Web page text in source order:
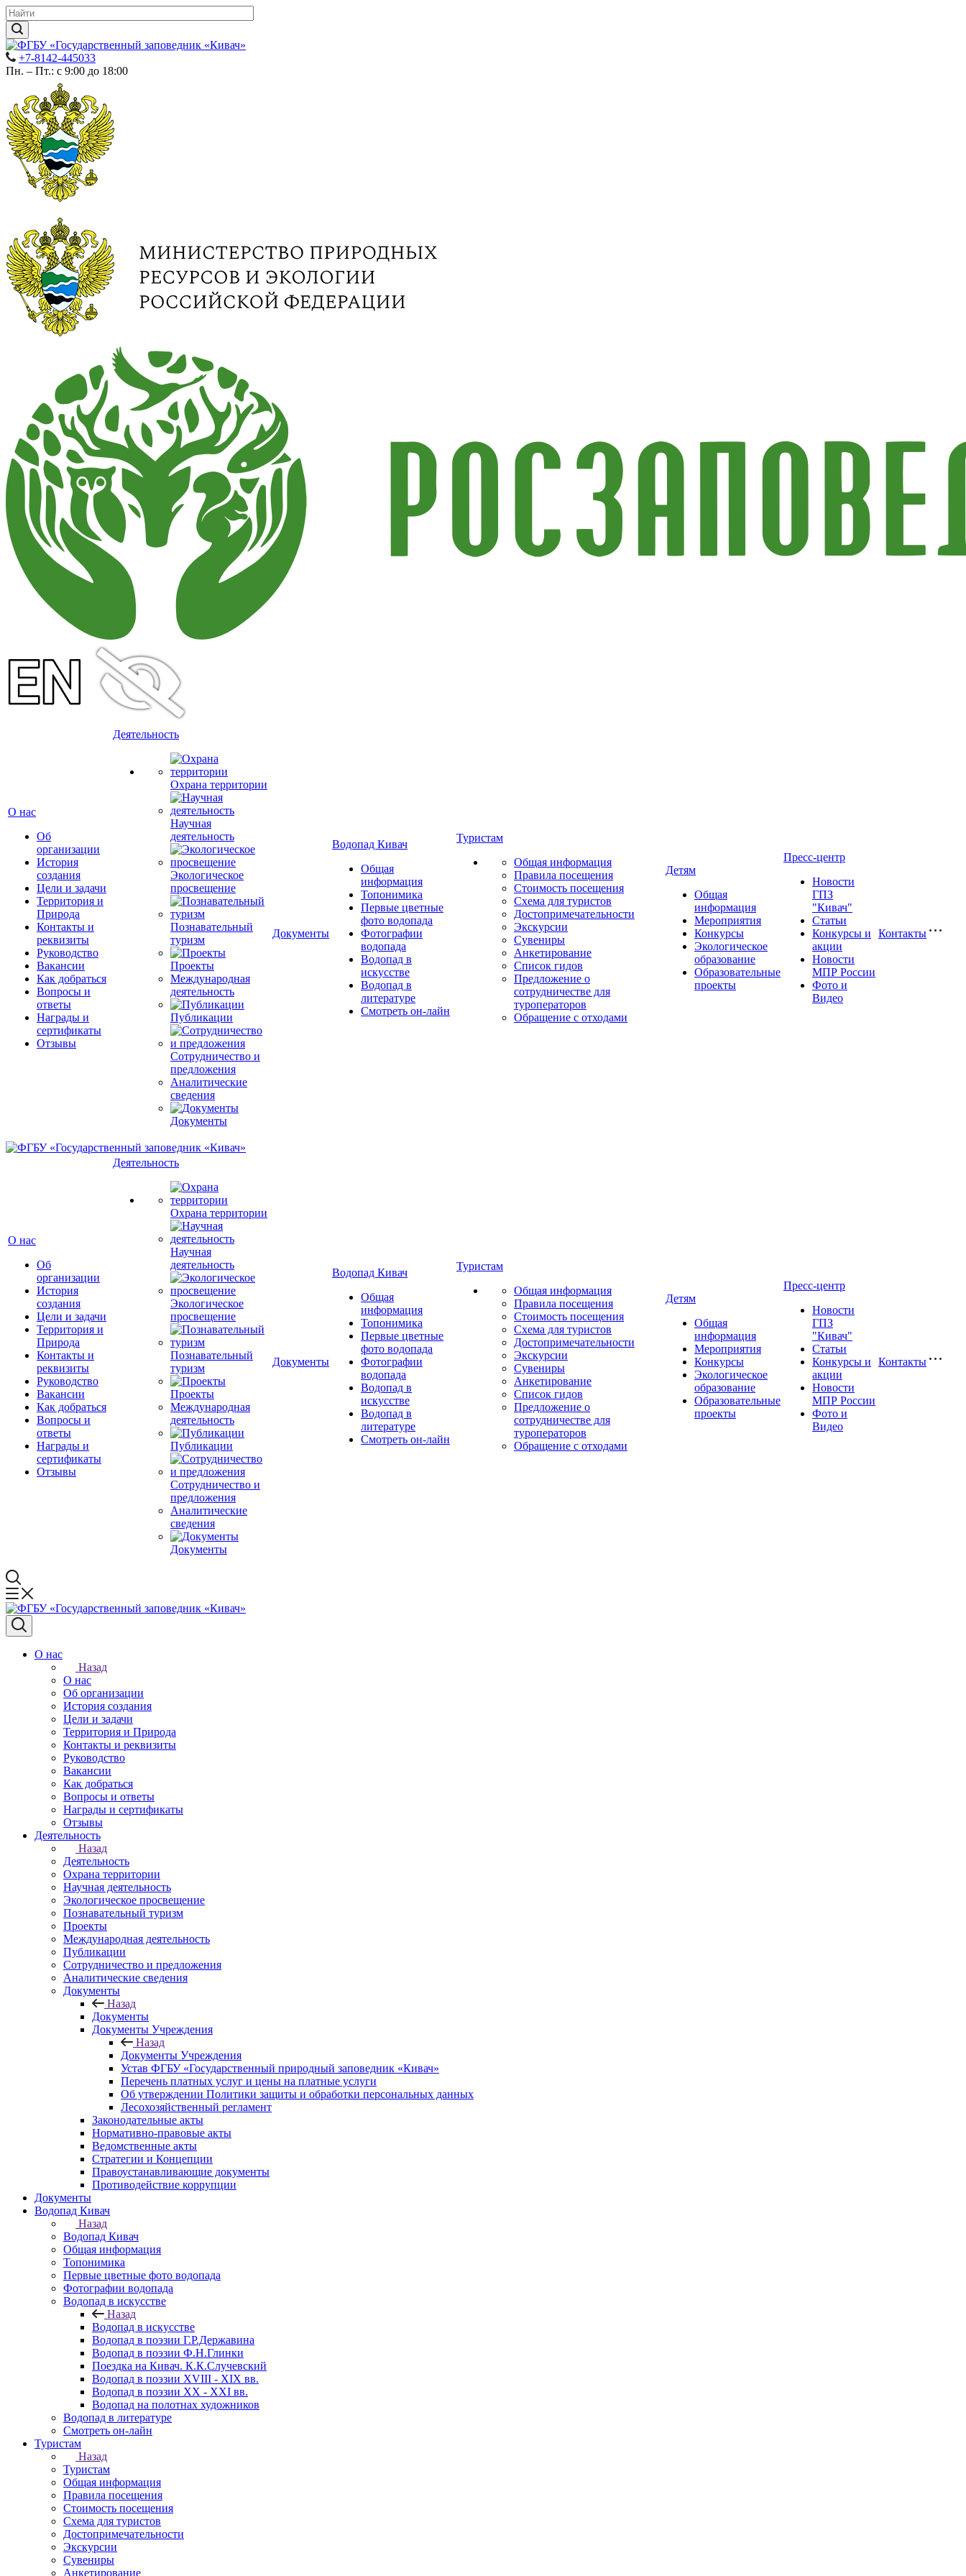
+7-8142-445033
Пн. – Пт.: с 9:00 до 18:00
О нас
Об
организации
История
создания
Цели и задачи
Территория и
Природа
Контакты и
реквизиты
Руководство
Вакансии
Как добраться
Вопросы и
ответы
Награды и
сертификаты
Отзывы
Деятельность
Охрана территории
Научная
деятельность
Экологическое
просвещение
Познавательный
туризм
Проекты
Международная
деятельность
Публикации
Сотрудничество и
предложения
Аналитические
сведения
Документы
Документы
Водопад Кивач
Общая
информация
Топонимика
Первые цветные
фото водопада
Фотографии
водопада
Водопад в
искусстве
Водопад в
литературе
Смотреть он-лайн
Туристам
Общая информация
Правила посещения
Стоимость посещения
Схема для туристов
Достопримечательности
Экскурсии
Сувениры
Анкетирование
Список гидов
Предложение о
сотрудничестве для
туроператоров
Обращение с отходами
Детям
Общая
информация
Мероприятия
Конкурсы
Экологическое
образование
Образовательные
проекты
Пресс-центр
Новости
ГПЗ
"Кивач"
Статьи
Конкурсы и
акции
Новости
МПР России
Фото и
Видео
Контакты
О нас
Об
организации
История
создания
Цели и задачи
Территория и
Природа
Контакты и
реквизиты
Руководство
Вакансии
Как добраться
Вопросы и
ответы
Награды и
сертификаты
Отзывы
Деятельность
Охрана территории
Научная
деятельность
Экологическое
просвещение
Познавательный
туризм
Проекты
Международная
деятельность
Публикации
Сотрудничество и
предложения
Аналитические
сведения
Документы
Документы
Водопад Кивач
Общая
информация
Топонимика
Первые цветные
фото водопада
Фотографии
водопада
Водопад в
искусстве
Водопад в
литературе
Смотреть он-лайн
Туристам
Общая информация
Правила посещения
Стоимость посещения
Схема для туристов
Достопримечательности
Экскурсии
Сувениры
Анкетирование
Список гидов
Предложение о
сотрудничестве для
туроператоров
Обращение с отходами
Детям
Общая
информация
Мероприятия
Конкурсы
Экологическое
образование
Образовательные
проекты
Пресс-центр
Новости
ГПЗ
"Кивач"
Статьи
Конкурсы и
акции
Новости
МПР России
Фото и
Видео
Контакты
О нас
Назад
О нас
Об организации
История создания
Цели и задачи
Территория и Природа
Контакты и реквизиты
Руководство
Вакансии
Как добраться
Вопросы и ответы
Награды и сертификаты
Отзывы
Деятельность
Назад
Деятельность
Охрана территории
Научная деятельность
Экологическое просвещение
Познавательный туризм
Проекты
Международная деятельность
Публикации
Сотрудничество и предложения
Аналитические сведения
Документы
Назад
Документы
Документы Учреждения
Назад
Документы Учреждения
Устав ФГБУ «Государственный природный заповедник «Кивач»
Перечень платных услуг и цены на платные услуги
Об утверждении Политики защиты и обработки персональных данных
Лесохозяйственный регламент
Законодательные акты
Нормативно-правовые акты
Ведомственные акты
Стратегии и Концепции
Правоустанавливающие документы
Противодействие коррупции
Документы
Водопад Кивач
Назад
Водопад Кивач
Общая информация
Топонимика
Первые цветные фото водопада
Фотографии водопада
Водопад в искусстве
Назад
Водопад в искусстве
Водопад в поэзии Г.Р.Державина
Водопад в поэзии Ф.Н.Глинки
Поездка на Кивач. К.К.Случевский
Водопад в поэзии XVIII - XIX вв.
Водопад в поэзии XX - XXI вв.
Водопад на полотнах художников
Водопад в литературе
Смотреть он-лайн
Туристам
Назад
Туристам
Общая информация
Правила посещения
Стоимость посещения
Схема для туристов
Достопримечательности
Экскурсии
Сувениры
Анкетирование